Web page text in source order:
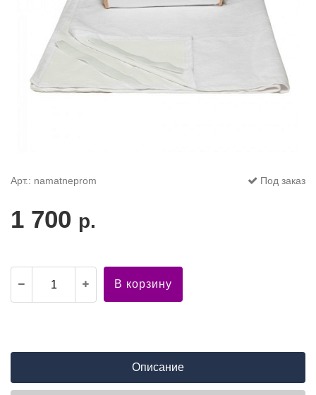
Арт.: namatneprom Под заказ
1 700 р.
В корзину
Описание